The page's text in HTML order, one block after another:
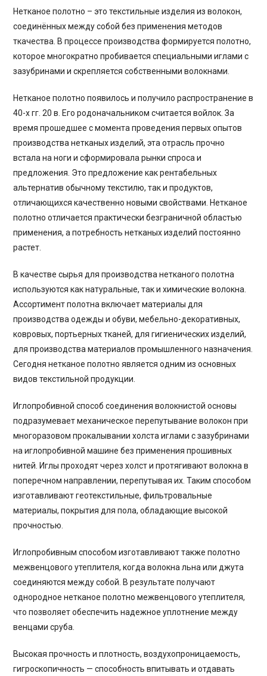
Нетканое полотно – это текстильные изделия из волокон,
соединённых между собой без применения методов
ткачества. В процессе производства формируется полотно,
которое многократно пробивается специальными иглами с
зазубринами и скрепляется собственными волокнами.
Нетканое полотно появилось и получило распространение в
40-х гг. 20 в. Его родоначальником считается войлок. За
время прошедшее с момента проведения первых опытов
производства нетканых изделий, эта отрасль прочно
встала на ноги и сформировала рынки спроса и
предложения. Это предложение как рентабельных
альтернатив обычному текстилю, так и продуктов,
отличающихся качественно новыми свойствами. Нетканое
полотно отличается практически безграничной областью
применения, а потребность нетканых изделий постоянно
растет.
В качестве сырья для производства нетканого полотна
используются как натуральные, так и химические волокна.
Ассортимент полотна включает материалы для
производства одежды и обуви, мебельно-декоративных,
ковровых, портьерных тканей, для гигиенических изделий,
для производства материалов промышленного назначения.
Сегодня нетканое полотно является одним из основных
видов текстильной продукции.
Иглопробивной способ соединения волокнистой основы
подразумевает механическое перепутывание волокон при
многоразовом прокалывании холста иглами с зазубринами
на иглопробивной машине без применения прошивных
нитей. Иглы проходят через холст и протягивают волокна в
поперечном направлении, перепутывая их. Таким способом
изготавливают геотекстильные, фильтровальные
материалы, покрытия для пола, обладающие высокой
прочностью.
Иглопробивным способом изготавливают также полотно
межвенцового утеплителя, когда волокна льна или джута
соединяются между собой. В результате получают
однородное нетканое полотно межвенцового утеплителя,
что позволяет обеспечить надежное уплотнение между
венцами сруба.
Высокая прочность и плотность, воздухопроницаемость,
гигроскопичность — способность впитывать и отдавать